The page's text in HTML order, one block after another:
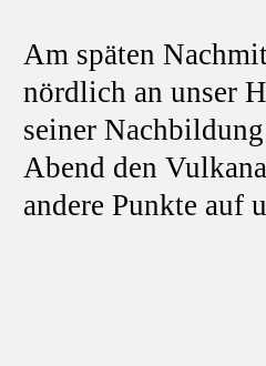
Am späten
nördlich an unser
seiner
Abend den
andere Punkte auf